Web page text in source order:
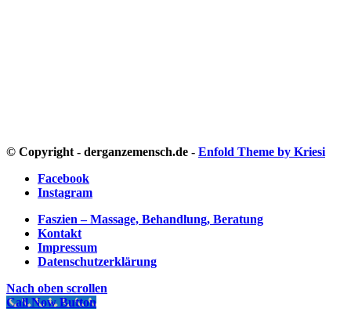
© Copyright - derganzemensch.de - Enfold Theme by Kriesi
Facebook
Instagram
Faszien – Massage, Behandlung, Beratung
Kontakt
Impressum
Datenschutzerklärung
Nach oben scrollen
Call Now Button